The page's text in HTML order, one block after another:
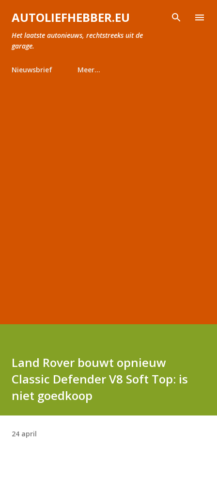
Doorgaan naar hoofdcontent
AUTOLIEFHEBBER.EU
Het laatste autonieuws, rechtstreeks uit de
garage.
Nieuwsbrief Meer…
Land Rover bouwt opnieuw
Classic Defender V8 Soft Top: is
niet goedkoop
24 april